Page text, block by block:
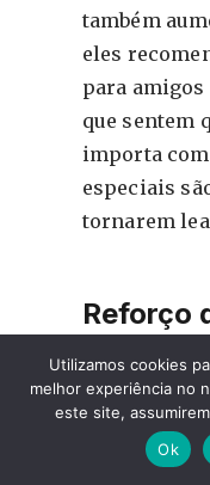
também
eles
para
que sentem
importa
especiais
tornarem
Reforço
marca
próxima
Mostrar
Utilizamos cookies
melhor experiência no
este site,
Ok